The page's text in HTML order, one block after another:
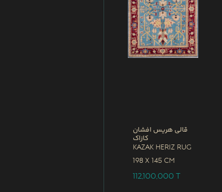
قالی هریس افشان
کازاک
Kazak Heriz Rug
198 x 145 CM
112,100,000T